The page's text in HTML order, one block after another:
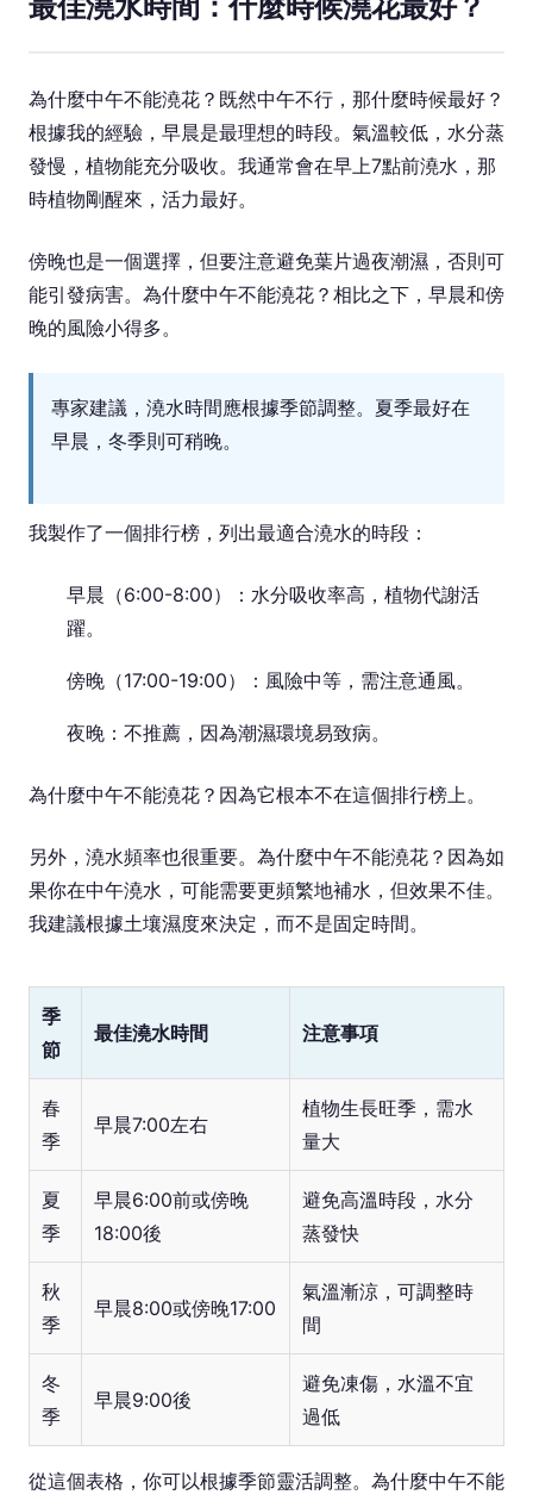
為什麼中午不能澆花？既然中午不行，那什麼時候最好？
根據我的經驗，早晨是最理想的時段。氣溫較低，水分蒸
發慢，植物能充分吸收。我通常會在早上7點前澆水，那
時植物剛醒來，活力最好。
傍晚也是一個選擇，但要注意避免葉片過夜潮濕，否則可
能引發病害。為什麼中午不能澆花？相比之下，早晨和傍
晚的風險小得多。
專家建議，澆水時間應根據季節調整。夏季最好在
早晨，冬季則可稍晚。
我製作了一個排行榜，列出最適合澆水的時段：
早晨（6:00-8:00）：水分吸收率高，植物代謝活
躍。
傍晚（17:00-19:00）：風險中等，需注意通風。
夜晚：不推薦，因為潮濕環境易致病。
為什麼中午不能澆花？因為它根本不在這個排行榜上。
另外，澆水頻率也很重要。為什麼中午不能澆花？因為如
果你在中午澆水，可能需要更頻繁地補水，但效果不佳。
我建議根據土壤濕度來決定，而不是固定時間。
季
節
最佳澆水時間 注意事項
春
季
早晨7:00左右
植物生長旺季，需水
量大
夏
季
早晨6:00前或傍晚
18:00後
避免高溫時段，水分
蒸發快
秋
季
早晨8:00或傍晚17:00
氣溫漸涼，可調整時
間
冬
季
早晨9:00後
避免凍傷，水溫不宜
過低
從這個表格，你可以根據季節靈活調整。為什麼中午不能